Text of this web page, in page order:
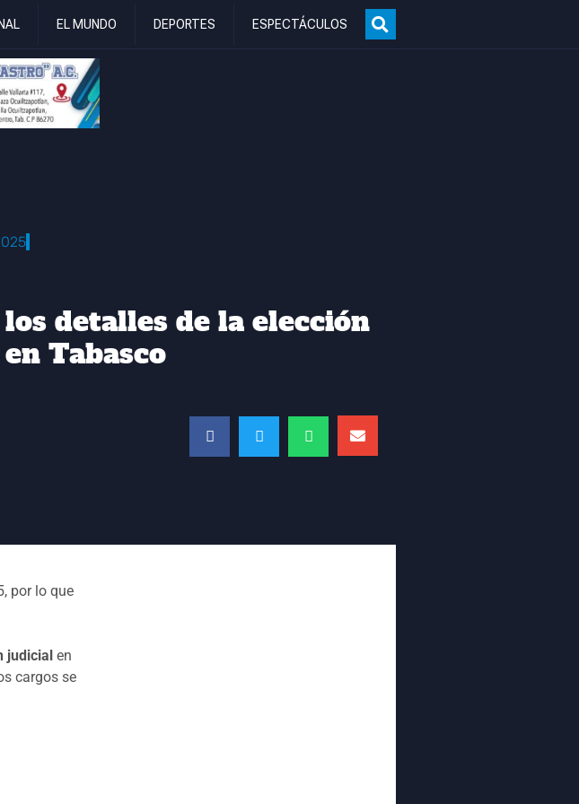
EL MUNDO DEPORTES ESPECTÁCULOS
los detalles de la elección
Tabasco
por lo que
judicial en
cargos se